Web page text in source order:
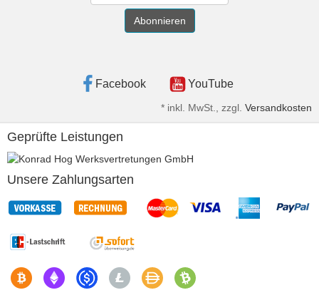
Abonnieren
Facebook YouTube
* inkl. MwSt., zzgl. Versandkosten
Geprüfte Leistungen
Unsere Zahlungsarten